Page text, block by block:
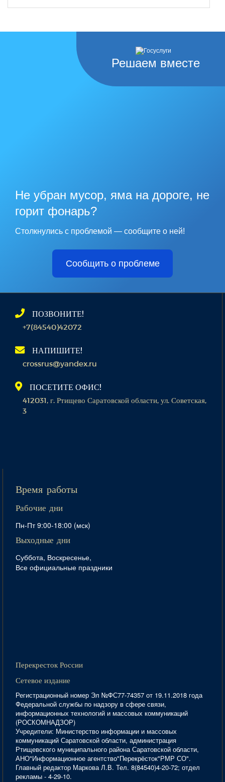
Решаем вместе
Не убран мусор, яма на дороге, не
горит фонарь?
Столкнулись с проблемой — сообщите о ней!
Сообщить о проблеме
ПОЗВОНИТЕ!
+7(84540)42072
НАПИШИТЕ!
crossrus@yandex.ru
ПОСЕТИТЕ ОФИС!
412031, г. Ртищево Саратовской области, ул. Советская,
3
Время работы
Рабочие дни
Пн-Пт 9:00-18:00 (мск)
Выходные дни
Суббота, Воскресенье,
Все официальные праздники
Перекресток России
Сетевое издание
Регистрационный номер Эл №ФС77-74357 от 19.11.2018 года
Федеральной службы по надзору в сфере связи,
информационных технологий и массовых коммуникаций
(РОСКОМНАДЗОР)
Учредители: Министерство информации и массовых
коммуникаций Саратовской области, администрация
Ртищевского муниципального района Саратовской области,
АНО"Информационное агентство"Перекрёсток"РМР СО".
Главный редактор Маркова Л.В. Тел. 8(84540)4-20-72; отдел
рекламы - 4-29-10.